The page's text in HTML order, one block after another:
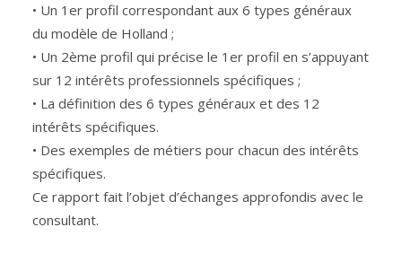
• Un 1er profil correspondant aux 6 types généraux
du modèle de Holland ;
• Un 2ème profil qui précise le 1er profil en s’appuyant
sur 12 intérêts professionnels spécifiques ;
• La définition des 6 types généraux et des 12
intérêts spécifiques.
• Des exemples de métiers pour chacun des intérêts
spécifiques.
Ce rapport fait l’objet d’échanges approfondis avec le
consultant.